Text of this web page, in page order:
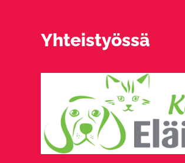
Yhteistyössä